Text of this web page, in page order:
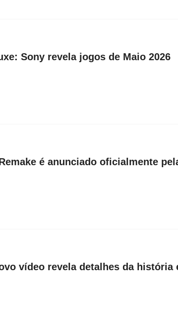
Sony revela jogos de Maio 2026
é anunciado oficialmente
vídeo revela detalhes da história